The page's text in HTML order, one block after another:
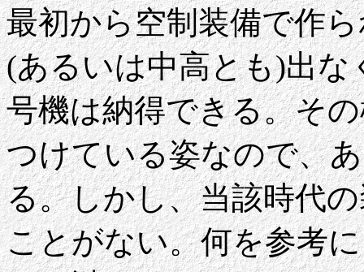
最初から空制装備で作
(あるいは中高とも)出な
号機は納得できる。そ
つけている姿なので、
る。しかし、当該時代
ことがない。何を参考